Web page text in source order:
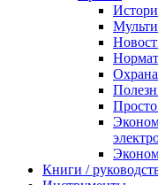
Охрана
Книги /